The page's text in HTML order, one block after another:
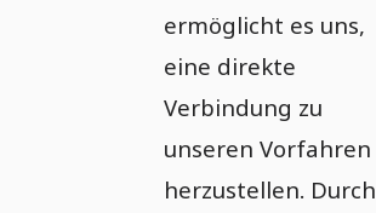
ermöglicht es uns,
eine direkte
Verbindung zu
unseren Vorfahren
herzustellen. Durch